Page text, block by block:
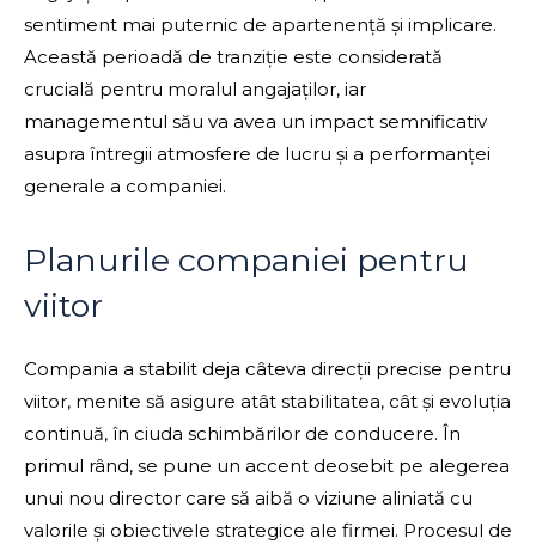
sentiment mai puternic de apartenență și implicare.
Această perioadă de tranziție este considerată
crucială pentru moralul angajaților, iar
managementul său va avea un impact semnificativ
asupra întregii atmosfere de lucru și a performanței
generale a companiei.
Planurile companiei pentru
viitor
Compania a stabilit deja câteva direcții precise pentru
viitor, menite să asigure atât stabilitatea, cât și evoluția
continuă, în ciuda schimbărilor de conducere. În
primul rând, se pune un accent deosebit pe alegerea
unui nou director care să aibă o viziune aliniată cu
valorile și obiectivele strategice ale firmei. Procesul de